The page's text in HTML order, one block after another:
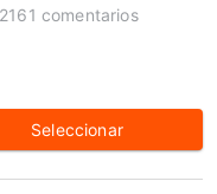
2161 comentarios
Seleccionar